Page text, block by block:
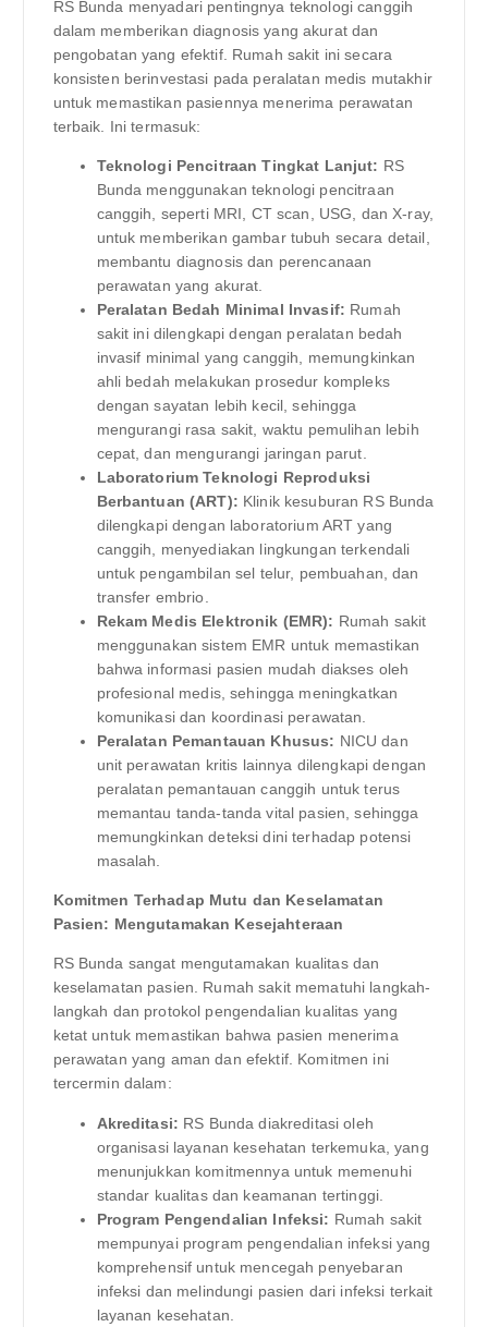
RS Bunda menyadari pentingnya teknologi canggih
dalam memberikan diagnosis yang akurat dan
pengobatan yang efektif. Rumah sakit ini secara
konsisten berinvestasi pada peralatan medis mutakhir
untuk memastikan pasiennya menerima perawatan
terbaik. Ini termasuk:
Teknologi Pencitraan Tingkat Lanjut: RS
Bunda menggunakan teknologi pencitraan
canggih, seperti MRI, CT scan, USG, dan X-ray,
untuk memberikan gambar tubuh secara detail,
membantu diagnosis dan perencanaan
perawatan yang akurat.
Peralatan Bedah Minimal Invasif: Rumah
sakit ini dilengkapi dengan peralatan bedah
invasif minimal yang canggih, memungkinkan
ahli bedah melakukan prosedur kompleks
dengan sayatan lebih kecil, sehingga
mengurangi rasa sakit, waktu pemulihan lebih
cepat, dan mengurangi jaringan parut.
Laboratorium Teknologi Reproduksi
Berbantuan (ART): Klinik kesuburan RS Bunda
dilengkapi dengan laboratorium ART yang
canggih, menyediakan lingkungan terkendali
untuk pengambilan sel telur, pembuahan, dan
transfer embrio.
Rekam Medis Elektronik (EMR): Rumah sakit
menggunakan sistem EMR untuk memastikan
bahwa informasi pasien mudah diakses oleh
profesional medis, sehingga meningkatkan
komunikasi dan koordinasi perawatan.
Peralatan Pemantauan Khusus: NICU dan
unit perawatan kritis lainnya dilengkapi dengan
peralatan pemantauan canggih untuk terus
memantau tanda-tanda vital pasien, sehingga
memungkinkan deteksi dini terhadap potensi
masalah.
Komitmen Terhadap Mutu dan Keselamatan
Pasien: Mengutamakan Kesejahteraan
RS Bunda sangat mengutamakan kualitas dan
keselamatan pasien. Rumah sakit mematuhi langkah-
langkah dan protokol pengendalian kualitas yang
ketat untuk memastikan bahwa pasien menerima
perawatan yang aman dan efektif. Komitmen ini
tercermin dalam:
Akreditasi: RS Bunda diakreditasi oleh
organisasi layanan kesehatan terkemuka, yang
menunjukkan komitmennya untuk memenuhi
standar kualitas dan keamanan tertinggi.
Program Pengendalian Infeksi: Rumah sakit
mempunyai program pengendalian infeksi yang
komprehensif untuk mencegah penyebaran
infeksi dan melindungi pasien dari infeksi terkait
layanan kesehatan.